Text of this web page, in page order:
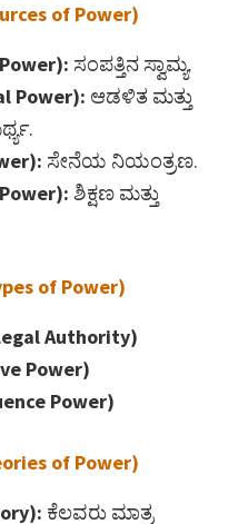
of Power)
ಸಂಪತ್ತಿನ ಸ್ವಾಮ್ಯ.
Power): ಆಡಳಿತ ಮತ್ತು
ಸೇನೆಯ ನಿಯಂತ್ರಣ.
ಶಿಕ್ಷಣ ಮತ್ತು
of Power)
Authority)
Power)
Power)
of Power)
ಕೆಲವರು ಮಾತ್ರ